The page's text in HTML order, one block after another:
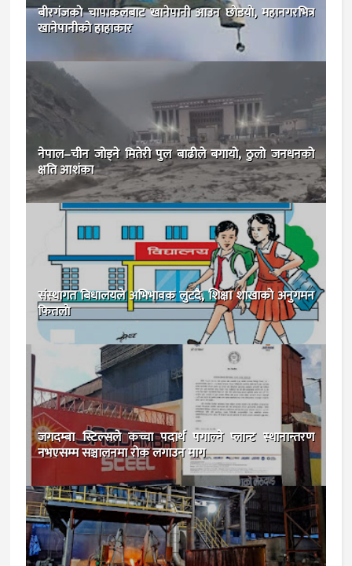
बीरगंजकाे चापाकलबाट खानेपानी आउन छाेडयाे, महानगरभित्र
खानेपानीकाे हाहाकार
नेपाल–चीन जोड्ने मितेरी पुल बाढीले बगायो, ठुलो जनधनको
क्षति आशंका
संस्थागत बिधालयले अभिभावक लुटदै, शिक्षा शाखाकाे अनुगमन
फितलाे
जगदम्बा स्टिल्सले कच्चा पदार्थ पगाल्ने प्लान्ट स्थानान्तरण
नभएसम्म सञ्चालनमा रोक लगाउन माग